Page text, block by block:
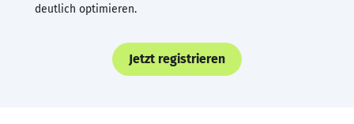
deutlich optimieren.
Jetzt registrieren